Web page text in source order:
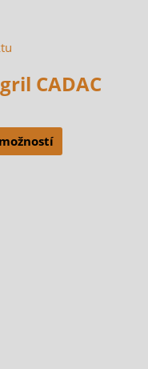
CADAC